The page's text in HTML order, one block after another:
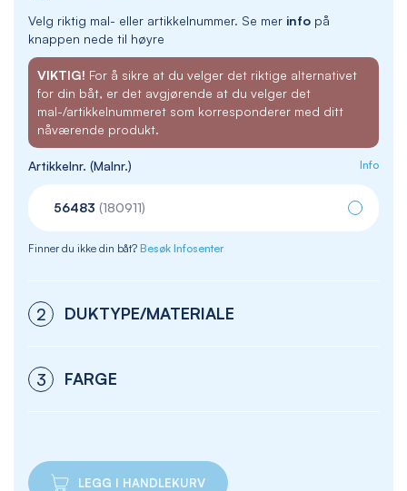
Velg riktig mal- eller artikkelnummer. Se mer info på
knappen nede til høyre
VIKTIG! For å sikre at du velger det riktige alternativet
for din båt, er det avgjørende at du velger det
mal-/artikkelnummeret som korresponderer med ditt
nåværende produkt.
Artikkelnr. (Malnr.) Info
Finner du ikke din båt? Besøk Infosenter
56483 (180911)
2 DUKTYPE/MATERIALE
3 FARGE
LEGG I HANDLEKURV